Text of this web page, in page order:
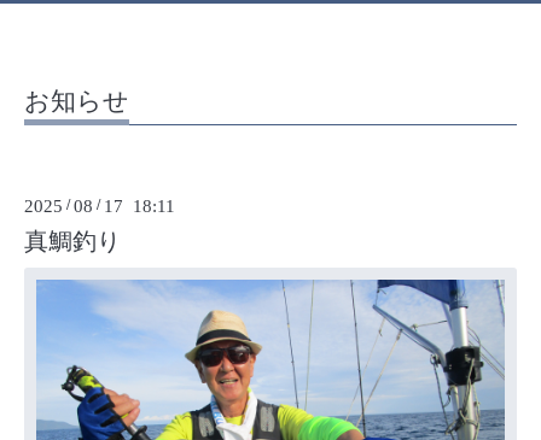
お知らせ
2025 /08 / 17 18:11
真鯛釣り